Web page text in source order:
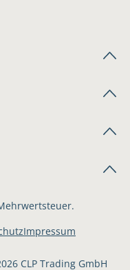
CLP Trading GmbH
Impressum